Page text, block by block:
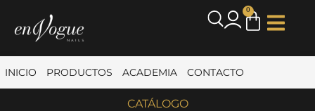
0
INICIO PRODUCTOS ACADEMIA CONTACTO
CATÁLOGO